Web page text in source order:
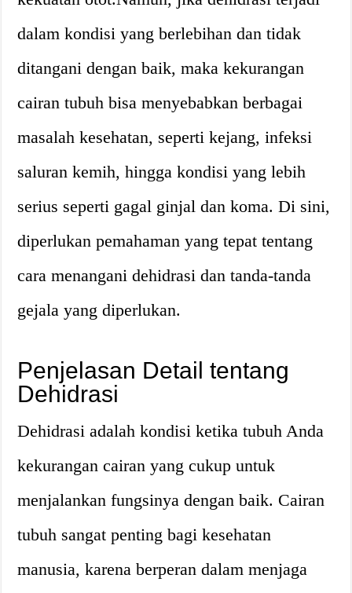
dalam kondisi yang berlebihan dan tidak
ditangani dengan baik, maka kekurangan
cairan tubuh bisa menyebabkan berbagai
masalah kesehatan, seperti kejang, infeksi
saluran kemih, hingga kondisi yang lebih
serius seperti gagal ginjal dan koma. Di sini,
diperlukan pemahaman yang tepat tentang
cara menangani dehidrasi dan tanda-tanda
gejala yang diperlukan.
Penjelasan Detail tentang
Dehidrasi
Dehidrasi adalah kondisi ketika tubuh Anda
kekurangan cairan yang cukup untuk
menjalankan fungsinya dengan baik. Cairan
tubuh sangat penting bagi kesehatan
manusia, karena berperan dalam menjaga